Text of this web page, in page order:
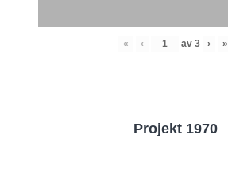
« ‹ av 3 › »
Projekt 1970